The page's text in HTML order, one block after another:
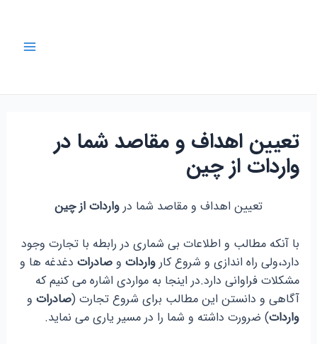
تعیین اهداف و مقاصد شما در
واردات از چین
تعیین اهداف و مقاصد شما درواردات از چین
با آنکه مطالب و اطلاعات بی شماری در رابطه با تجارت وجود
دارد،ولی راه اندازی و شروع کارواردات وصادرات دغدغه ها و
مشکلات فراوانی دارد.در اینجا به مواردی اشاره می کنیم که
آگاهی و دانستن این مطالب برای شروع تجارت (صادرات و
واردات) ضرورت داشته و شما را در مسیر یاری می نماید.